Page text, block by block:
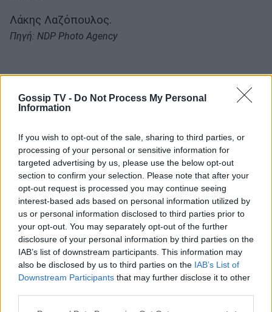
Gossip TV - Do Not Process My Personal
Information
If you wish to opt-out of the sale, sharing to third parties, or
processing of your personal or sensitive information for
targeted advertising by us, please use the below opt-out
section to confirm your selection. Please note that after your
opt-out request is processed you may continue seeing
interest-based ads based on personal information utilized by
us or personal information disclosed to third parties prior to
your opt-out. You may separately opt-out of the further
disclosure of your personal information by third parties on the
IAB’s list of downstream participants. This information may
also be disclosed by us to third parties on the IAB’s List of
Downstream Participants that may further disclose it to other
Λάκης Λαζόπουλος.
Πηγή: NDP Photo Agency